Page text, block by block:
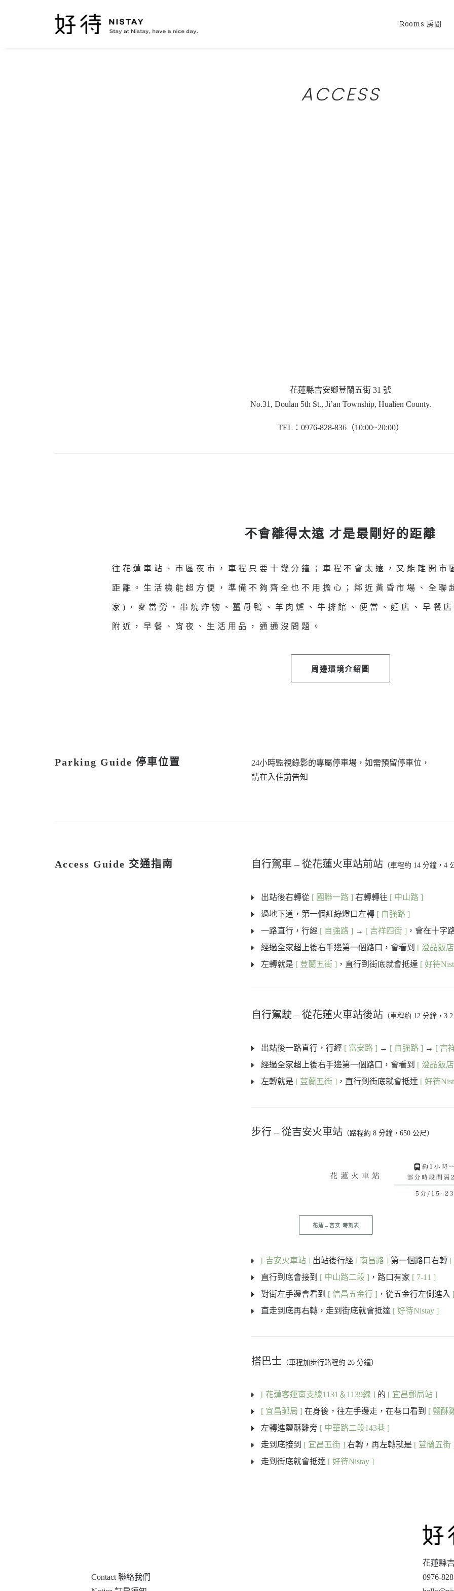
Rooms 房間
ACCESS
花蓮縣吉安鄉荳蘭五街 31 號
No.31, Doulan 5th St., Ji’an Township, Hualien County.
TEL：0976-828-836（10:00~20:00）
不會離得太遠 才是最剛好的距離
往花蓮車站、市區夜市，車程只要十幾分鐘；車程不會太遠，又能離開市
距離。生活機能超方便，準備不夠齊全也不用擔心；鄰近黃昏市場、全聯
家)，麥當勞，串燒炸物、薑母鴨、羊肉爐、牛排館、便當、麵店、早餐
附近，早餐、宵夜、生活用品，通通沒問題。
周邊環境介紹圖
Parking Guide 停車位置
24小時監視錄影的專屬停車場，如需預留停車位，
請在入住前告知
Access Guide 交通指南 自行駕車 – 從花蓮火車站前站 （車程約 14 分鐘，4
出站後右轉從 [ 國聯一路 ] 右轉轉往 [ 中山路 ]
過地下道，第一個紅綠燈口左轉 [ 自強路 ]
一路直行，行經 [ 自強路 ] → [ 吉祥四街 ] ，會在十字
經過全家超上後右手邊第一個路口，會看到 [ 澄品飯
左轉就是 [ 荳蘭五街 ] ，直行到街底就會抵達 [ 好待
自行駕駛 – 從花蓮火車站後站 （車程約 12 分鐘，3.2
出站後一路直行，行經 [ 富安路 ] → [ 自強路 ] → [ 吉
經過全家超上後右手邊第一個路口，會看到 [ 澄品飯
左轉就是 [ 荳蘭五街 ] ，直行到街底就會抵達 [ 好待
步行 – 從吉安火車站 （路程約 8 分鐘，650 公尺）
花蓮→吉安 時刻表
[ 吉安火車站 ] 出站後行經 [ 南昌路 ] 第一個路口右轉 [
直行到底會接到 [ 中山路二段 ] ，路口有家 [ 7-11 ]
對街左手邊會看到 [ 信昌五金行 ] ，從五金行左側進入
直走到底再右轉，走到街底就會抵達 [ 好待Nistay ]
搭巴士 （車程加步行路程約 26 分鐘）
[ 花蓮客運南支線1131＆1139線 ] 的 [ 宜昌郵局站 ]
[ 宜昌郵局 ] 在身後，往左手邊走，在巷口看到 [ 鹽酥
左轉進鹽酥雞旁 [ 中華路二段143巷 ]
走到底接到 [ 宜昌五街 ] 右轉，再左轉就是 [ 荳蘭五街
走到街底就會抵達 [ 好待Nistay ]
Contact 聯絡我們
花蓮縣
0976-